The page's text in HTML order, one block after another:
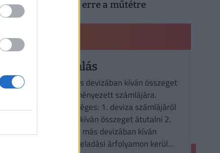
magyar férfiaknak erre a műtétre
PÉNZÜGYI KISOKOS
Deviza átutalás
A számlatulajdonos devizában kíván összeget
átutalni a kedvezményezett számlájára.
Három eset lehetséges: 1. deviza számlájáról
azonos devizában kíván összeget átutalni 2.
deviza számlájáról más devizában kíván
összeget átutalni, eladási árfolyamon kerül